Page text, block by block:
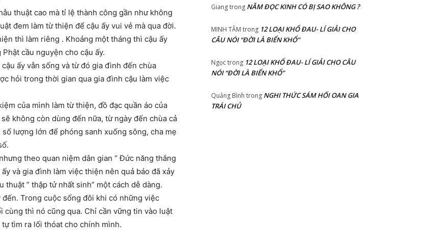
thuật cao mà tỉ lệ thành công gần như không
đem làm từ thiện để cậu ấy vui vẻ mà qua đời.
thì làm riêng . Khoảng một tháng thì cậu ấy
cầu nguyện cho cậu ấy.
ấy vẫn sống và từ đó gia đình đến chùa
hỏi trong thời gian qua gia đình cậu làm việc
của mình làm từ thiện, đồ đạc quần áo của
không còn dùng đến nữa, từ ngày đến chùa cả
lượng lớn để phóng sanh xuống sông, cha mẹ
theo quan niệm dân gian “ Đức năng thắng
và gia đình làm việc thiện nên quả báo đã xảy
thuật ” thập tử nhất sinh” một cách dễ dàng.
Trong cuộc sống đôi khi có những việc
thì nó cũng qua. Chỉ cần vững tin vào luật
tìm ra lối thóat cho chính mình.
Giangtrong NẰM ĐỌC KINH CÓ BỊ SAO KHÔNG ?
MINH TÂM trong 12 LOẠI KHỔ ĐAU- LÍ GIẢI CHO
CÂU NÓI “ĐỜI LÀ BIỂN KHỔ”
Ngọctrong 12 LOẠI KHỔ ĐAU- LÍ GIẢI CHO CÂU
NÓI “ĐỜI LÀ BIỂN KHỔ”
Quảng Bình trong NGHI THỨC SÁM HỐI OAN GIA
TRÁI CHỦ